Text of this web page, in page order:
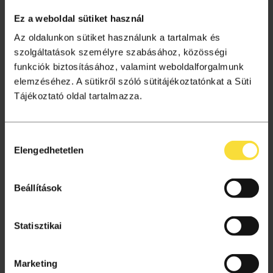
Ez a weboldal sütiket használ
Az oldalunkon sütiket használunk a tartalmak és
szolgáltatások személyre szabásához, közösségi
funkciók biztosításához, valamint weboldalforgalmunk
elemzéséhez. A sütikről szóló sütitájékoztatónkat a Süti
Tájékoztató oldal tartalmazza.
kiválasztása
Elengedhetetlen
Beállítások
Statisztikai
Marketing
Töltsd fel OM igazolásod
Töltsd fel OM igazolásod szkennelt másolatát Liget+
fiókod dokumentumai közé. A feltöltéskor a dokumentum